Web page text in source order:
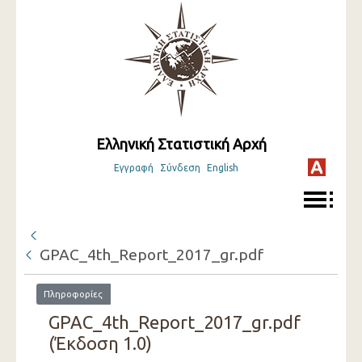
Ελληνική Στατιστική Αρχή
Εγγραφή Σύνδεση English
GPAC_4th_Report_2017_gr.pdf
Πληροφορίες
GPAC_4th_Report_2017_gr.pdf
(Έκδοση 1.0)